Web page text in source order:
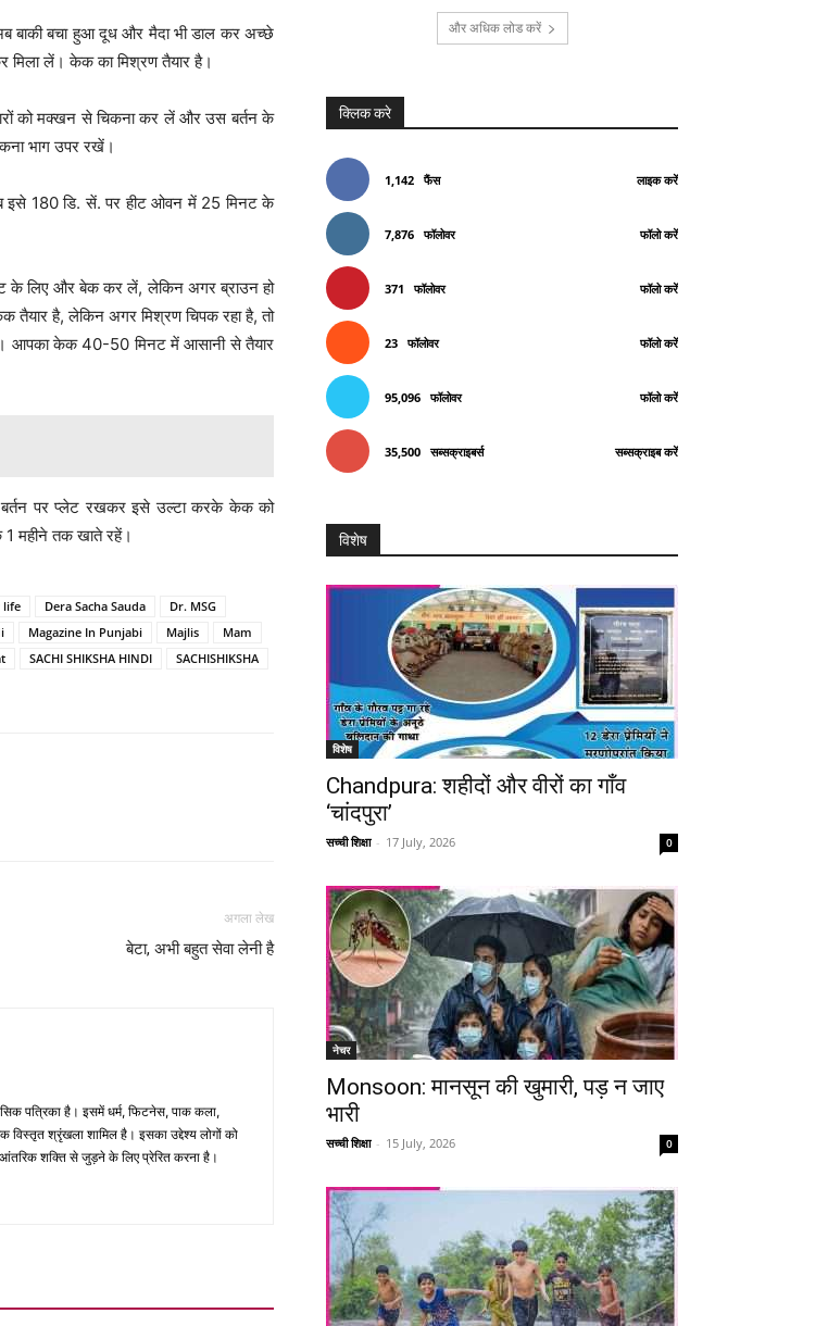
बचा हुआ दूध और मैदा भी डाल कर अच्छे
लें। केक का मिश्रण तैयार है।
को मक्खन से चिकना कर लें और उस बर्तन के
भाग उपर रखें।
इसे 180 डि. सें. पर हीट ओवन में 25 मिनट के
के लिए और बेक कर लें, लेकिन अगर ब्राउन हो
है, लेकिन अगर मिश्रण चिपक रहा है, तो
केक 40-50 मिनट में आसानी से तैयार
पर प्लेट रखकर इसे उल्टा करके केक को
महीने तक खाते रहें।
life Dera Sacha Sauda
Dr. MSG
Magazine In Punjabi Majlis
Mam
SACHI SHIKSHA HINDI
SACHISHIKSHA
अगला लेख
बेटा, अभी बहुत सेवा लेनी है
पत्रिका है। इसमें धर्म, फिटनेस, पाक कला,
विस्तृत श्रृंखला शामिल है। इसका उद्देश्य लोगों को
शक्ति से जुड़ने के लिए प्रेरित करना है।
और अधिक लोड करें
क्लिक करे
1,142 फैंस लाइक करें
7,876 फॉलोवर फॉलो करें
371 फॉलोवर फॉलो करें
23 फॉलोवर फॉलो करें
95,096 फॉलोवर फॉलो करें
35,500 सब्सक्राइबर्स सब्सक्राइब करें
विशेष
विशेष
Chandpura: शहीदों और वीरों का गाँव
‘चांदपुरा’
सच्ची शिक्षा - 17 July, 2026 0
नेचर
Monsoon: मानसून की खुमारी, पड़ न जाए
भारी
सच्ची शिक्षा - 15 July, 2026 0